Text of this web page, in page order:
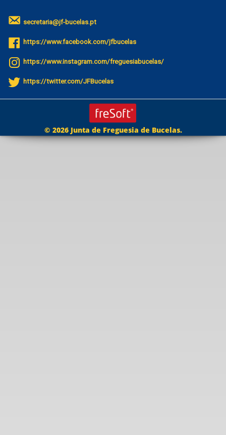
secretaria@jf-bucelas.pt
https://www.facebook.com/jfbucelas
https://www.instagram.com/freguesiabucelas/
https://twitter.com/JFBucelas
© 2026 Junta de Freguesia de Bucelas.